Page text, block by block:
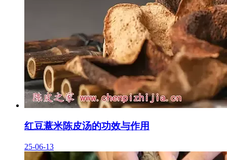
红豆薏米陈皮汤的功效与作用
25-06-13